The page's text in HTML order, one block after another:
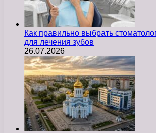
Как правильно выбрать
для лечения зубов
26.07.2026